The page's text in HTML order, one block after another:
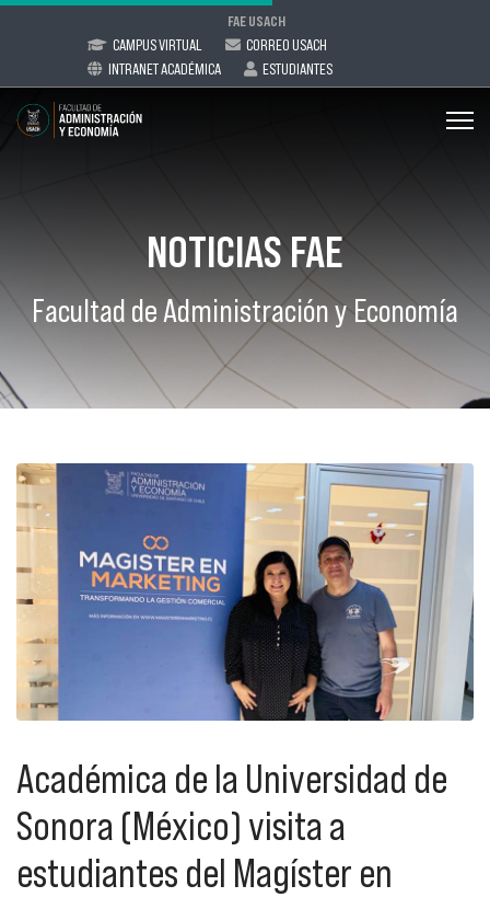
FAE USACH
CAMPUS VIRTUAL
CORREO USACH
INTRANET ACADÉMICA
ESTUDIANTES
NOTICIAS FAE
Facultad de Administración y Economía
Académica de la Universidad de
Sonora (México) visita a
estudiantes del Magíster en